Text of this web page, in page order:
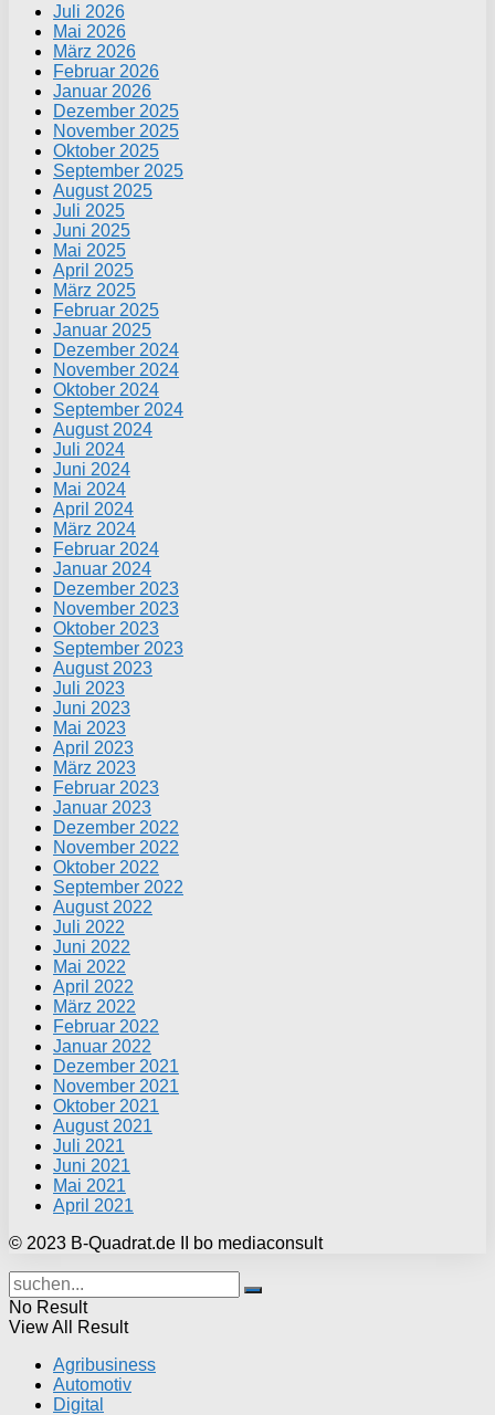
Juli 2026
Mai 2026
März 2026
Februar 2026
Januar 2026
Dezember 2025
November 2025
Oktober 2025
September 2025
August 2025
Juli 2025
Juni 2025
Mai 2025
April 2025
März 2025
Februar 2025
Januar 2025
Dezember 2024
November 2024
Oktober 2024
September 2024
August 2024
Juli 2024
Juni 2024
Mai 2024
April 2024
März 2024
Februar 2024
Januar 2024
Dezember 2023
November 2023
Oktober 2023
September 2023
August 2023
Juli 2023
Juni 2023
Mai 2023
April 2023
März 2023
Februar 2023
Januar 2023
Dezember 2022
November 2022
Oktober 2022
September 2022
August 2022
Juli 2022
Juni 2022
Mai 2022
April 2022
März 2022
Februar 2022
Januar 2022
Dezember 2021
November 2021
Oktober 2021
August 2021
Juli 2021
Juni 2021
Mai 2021
April 2021
© 2023 B-Quadrat.de II bo mediaconsult
No Result
View All Result
Agribusiness
Automotiv
Digital